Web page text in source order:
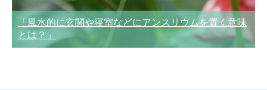
「風水的に玄関や寝室などにアンスリウムを置く意味
とは？」